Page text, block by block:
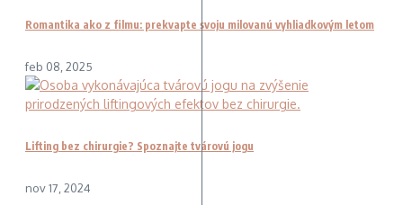
Romantika ako z filmu: prekvapte svoju milovanú vyhliadkovým letom
feb 08, 2025
Lifting bez chirurgie? Spoznajte tvárovú jogu
nov 17, 2024